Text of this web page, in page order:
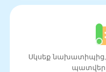
Սկսեք
պատվեր